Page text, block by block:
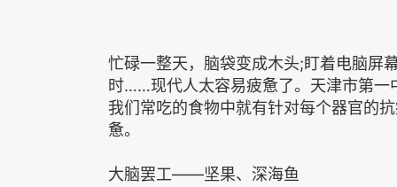
忙碌一整天，脑袋变成木头;盯着电脑屏
时……现代人太容易疲惫了。天津市第一
我们常吃的食物中就有针对每个器官的
惫。
大脑罢工——坚果、深海鱼